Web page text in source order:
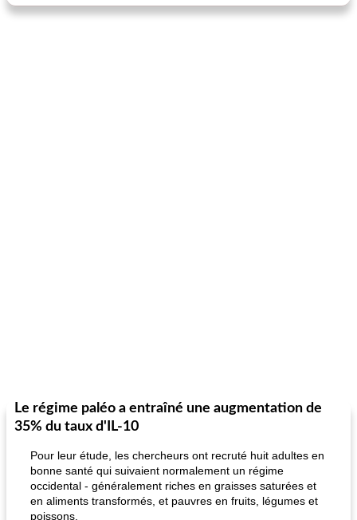
Le régime paléo a entraîné une augmentation de
35% du taux d'IL-10
Pour leur étude, les chercheurs ont recruté huit adultes en
bonne santé qui suivaient normalement un régime
occidental - généralement riches en graisses saturées et
en aliments transformés, et pauvres en fruits, légumes et
poissons.